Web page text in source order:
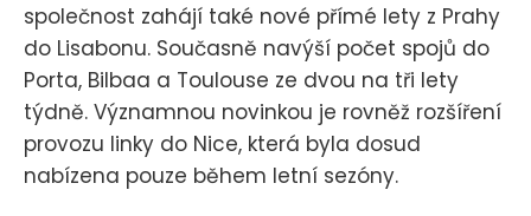
společnost zahájí také nové přímé lety z Prahy
do Lisabonu. Současně navýší počet spojů do
Porta, Bilbaa a Toulouse ze dvou na tři lety
týdně. Významnou novinkou je rovněž rozšíření
provozu linky do Nice, která byla dosud
nabízena pouze během letní sezóny.